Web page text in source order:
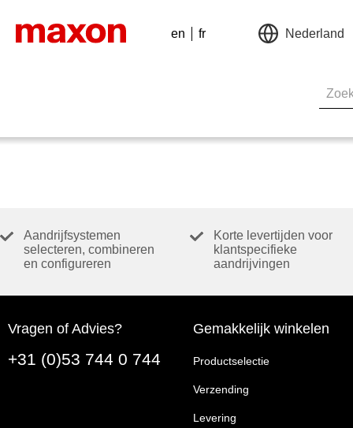
en fr Nederland
Aandrijfsystemen
selecteren, combineren
en configureren
Korte levertijden voor
klantspecifieke
aandrijvingen
Vragen of Advies?
+31 (0)53 744 0 744
Gemakkelijk winkelen
Productselectie
Verzending
Levering